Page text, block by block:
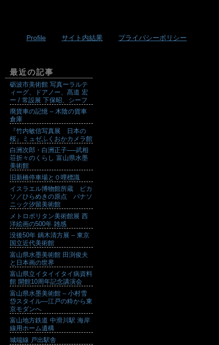
Profile サイト内結果 プライバシーポリシー
最近の記事
砺波市美術館 写真ーラルテ
ィーグ、ドアノー、髙道 宏
ー / 常設展 下保昭、シーフ
廃貨車の記憶 – 木陰の貨車
倉庫
『竹内敏信写真展 日本の
桜』ミュゼふくおかカメラ館
白洲次郎・白洲正子──武相
荘折々のくらし 富山県水墨
美術館
旧新橋停車場と０哩標識
イスラエル博物館所蔵 ピカ
ソ／ひらめきの原点 パナソ
ニック汐留美術館
メトロポリタン美術館展 西
洋絵画の500年 雑感
没後50年 鏑木清方展 – 東京
国立近代美術館
富山県水墨美術館 田渕俊夫
と日本画の世界
富山県立イタイイタイ病資料
館 開館10周年記念講演会
富山県水墨美術館 – 小村雪
岱スタイル―江戸の粋から東
京モダンへ
富山地方鉄道 中滑川駅 海岸
線用ホーム遺構
城端線 戸出駅舎